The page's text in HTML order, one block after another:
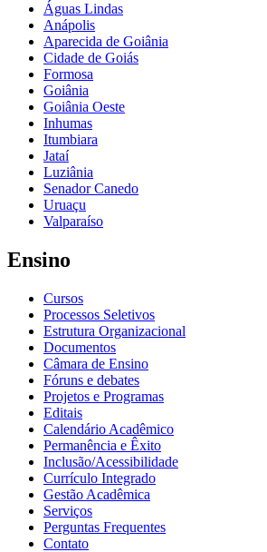
Águas Lindas
Anápolis
Aparecida de Goiânia
Cidade de Goiás
Formosa
Goiânia
Goiânia Oeste
Inhumas
Itumbiara
Jataí
Luziânia
Senador Canedo
Uruaçu
Valparaíso
Ensino
Cursos
Processos Seletivos
Estrutura Organizacional
Documentos
Câmara de Ensino
Fóruns e debates
Projetos e Programas
Editais
Calendário Acadêmico
Permanência e Êxito
Inclusão/Acessibilidade
Currículo Integrado
Gestão Acadêmica
Serviços
Perguntas Frequentes
Contato